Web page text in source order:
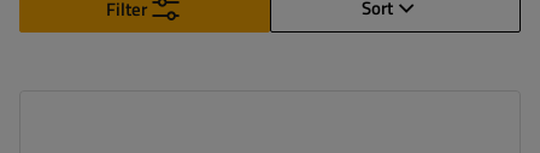
Sort
Filter